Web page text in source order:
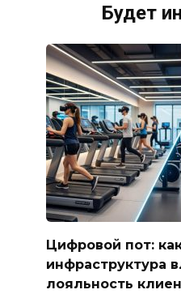
Будет
Цифровой пот:
инфраструктура
лояльность